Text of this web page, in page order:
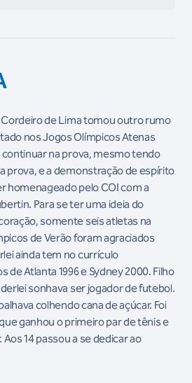
Cordeiro de Lima tomou outro rumo
nos Jogos Olímpicos Atenas
na prova, mesmo tendo
prova, e a demonstração de espírito
homenageado pelo COI com a
Para se ter uma ideia do
somente seis atletas na
de Verão foram agraciados
ainda tem no currículo
de Atlanta 1996 e Sydney 2000. Filho
sonhava ser jogador de futebol.
colhendo cana de açúcar. Foi
ganhou o primeiro par de tênis e
14 passou a se dedicar ao